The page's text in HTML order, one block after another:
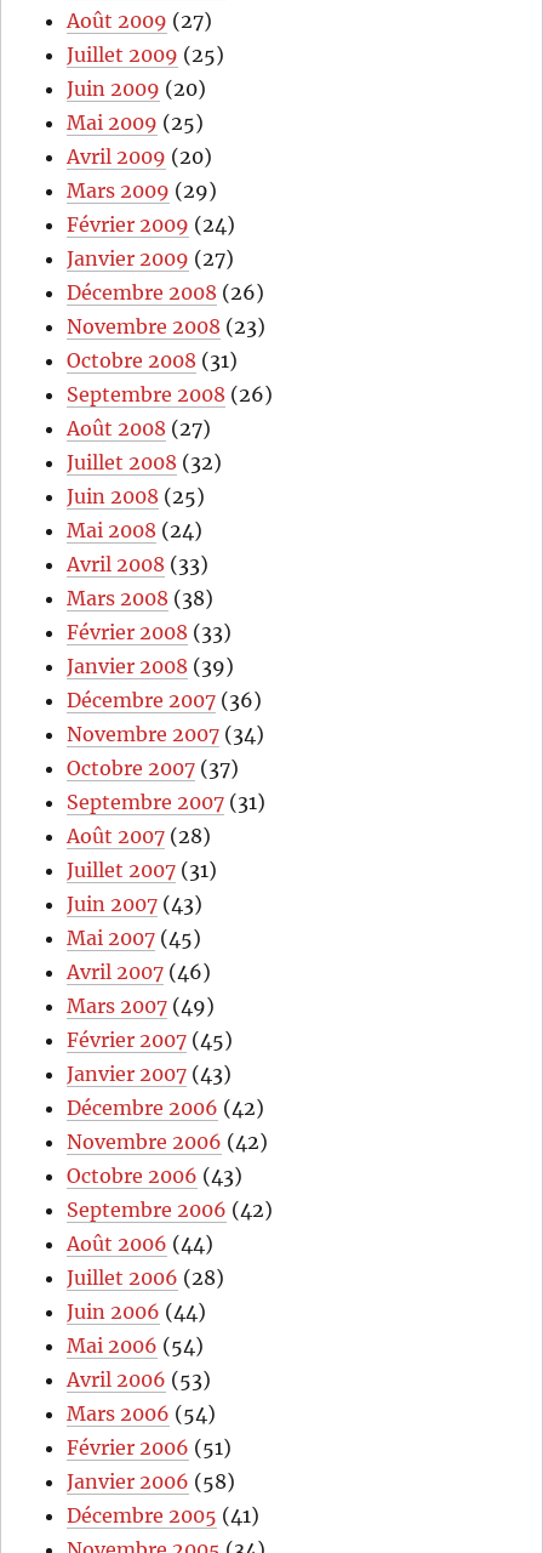
Août 2009 (27)
Juillet 2009 (25)
Juin 2009 (20)
Mai 2009 (25)
Avril 2009 (20)
Mars 2009 (29)
Février 2009 (24)
Janvier 2009 (27)
Décembre 2008 (26)
Novembre 2008 (23)
Octobre 2008 (31)
Septembre 2008 (26)
Août 2008 (27)
Juillet 2008 (32)
Juin 2008 (25)
Mai 2008 (24)
Avril 2008 (33)
Mars 2008 (38)
Février 2008 (33)
Janvier 2008 (39)
Décembre 2007 (36)
Novembre 2007 (34)
Octobre 2007 (37)
Septembre 2007 (31)
Août 2007 (28)
Juillet 2007 (31)
Juin 2007 (43)
Mai 2007 (45)
Avril 2007 (46)
Mars 2007 (49)
Février 2007 (45)
Janvier 2007 (43)
Décembre 2006 (42)
Novembre 2006 (42)
Octobre 2006 (43)
Septembre 2006 (42)
Août 2006 (44)
Juillet 2006 (28)
Juin 2006 (44)
Mai 2006 (54)
Avril 2006 (53)
Mars 2006 (54)
Février 2006 (51)
Janvier 2006 (58)
Décembre 2005 (41)